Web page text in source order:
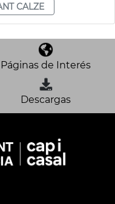
CALZE
Páginas de Interés
Descargas